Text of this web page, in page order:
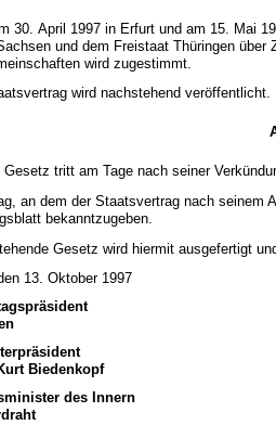
30. April 1997 in Erfurt und am 15. Mai
und dem Freistaat Thüringen
wird zugestimmt.
wird nachstehend veröffentlicht.
Gesetz tritt am Tage nach seiner
an dem der Staatsvertrag nach
bekanntzugeben.
Gesetz wird hiermit ausgefertigt
13. Oktober 1997
Biedenkopf
des Innern